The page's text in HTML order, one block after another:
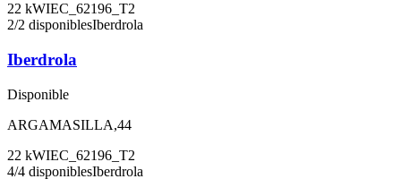
22 kWIEC_62196_T2
2/2 disponiblesIberdrola
Iberdrola
Disponible
ARGAMASILLA,44
22 kWIEC_62196_T2
4/4 disponiblesIberdrola